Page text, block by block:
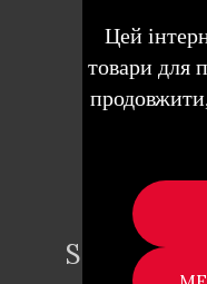
SHUNGA
Цей
товари для
продовжити,